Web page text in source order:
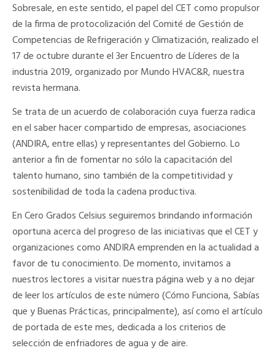
Sobresale, en este sentido, el papel del CET como propulsor
de la firma de protocolización del Comité de Gestión de
Competencias de Refrigeración y Climatización, realizado el
17 de octubre durante el 3er Encuentro de Líderes de la
industria 2019, organizado por Mundo HVAC&R, nuestra
revista hermana.
Se trata de un acuerdo de colaboración cuya fuerza radica
en el saber hacer compartido de empresas, asociaciones
(ANDIRA, entre ellas) y representantes del Gobierno. Lo
anterior a fin de fomentar no sólo la capacitación del
talento humano, sino también de la competitividad y
sostenibilidad de toda la cadena productiva.
En Cero Grados Celsius seguiremos brindando información
oportuna acerca del progreso de las iniciativas que el CET y
organizaciones como ANDIRA emprenden en la actualidad a
favor de tu conocimiento. De momento, invitamos a
nuestros lectores a visitar nuestra página web y a no dejar
de leer los artículos de este número (Cómo Funciona, Sabías
que y Buenas Prácticas, principalmente), así como el artículo
de portada de este mes, dedicada a los criterios de
selección de enfriadores de agua y de aire.